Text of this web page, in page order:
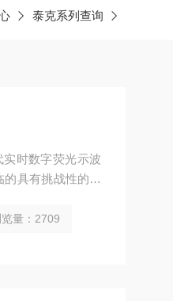
泰克系列查询
实时数字荧光示波
具有挑战性的信
量：2709